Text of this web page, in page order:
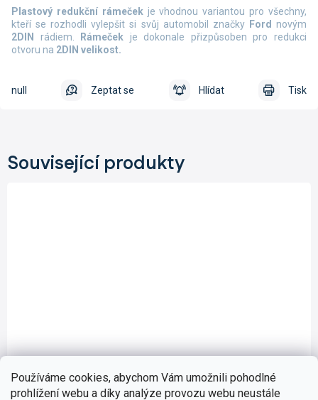
Používáme cookies, abychom Vám umožnili pohodlné
prohlížení webu a díky analýze provozu webu neustále
Plastový redukční rámečekje vhodnou variantou pro všechny,
kteří se rozhodli vylepšit si svůj automobil značky Fordnovým
2DIN
rádiem. Rámeček je dokonale přizpůsoben pro redukci
otvoru na 2DIN velikost.
Tisk
Zeptat se Hlídat
null
Související produkty